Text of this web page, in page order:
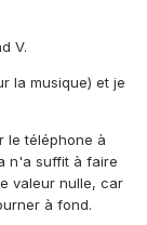
V.
la musique) et je
le téléphone à
n'a suffit à faire
valeur nulle, car
à fond.